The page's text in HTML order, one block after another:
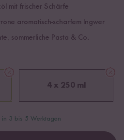
mit frischer Schärfe
aromatisch-scharfem Ingwer
sommerliche Pasta & Co.
4 x 250 ml
in 3 bis 5 Werktagen